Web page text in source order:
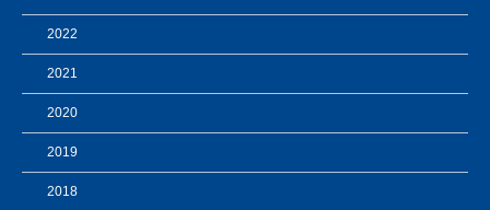
2022
2021
2020
2019
2018